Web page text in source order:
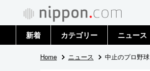
新着 カテゴリー
政治・外交
ニュース
トップ
Home ニュース 中止のプロ野球